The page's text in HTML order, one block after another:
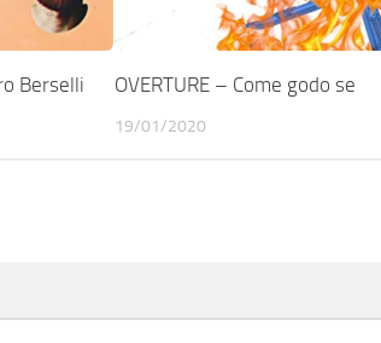
Berselli OVERTURE – Come godo se
19/01/2020